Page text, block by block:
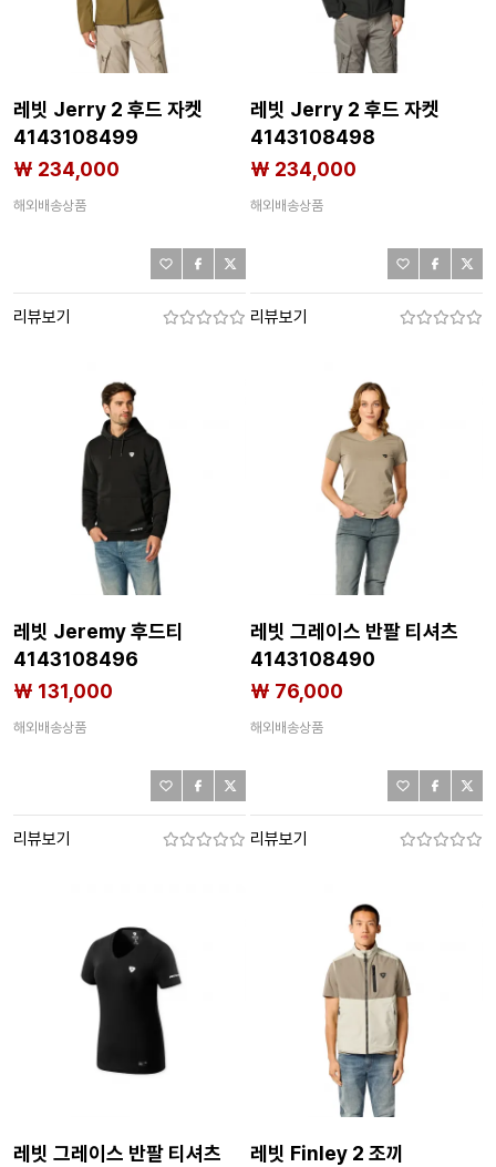
레빗 Jerry 2 후드 자켓
4143108499
₩ 234,000
해외배송상품
리뷰보기
레빗 Jerry 2 후드 자켓
4143108498
₩ 234,000
해외배송상품
리뷰보기
레빗 Jeremy 후드티
4143108496
₩ 131,000
해외배송상품
리뷰보기
레빗 그레이스 반팔 티셔츠
4143108490
₩ 76,000
해외배송상품
리뷰보기
레빗 그레이스 반팔 티셔츠
레빗 Finley 2 조끼